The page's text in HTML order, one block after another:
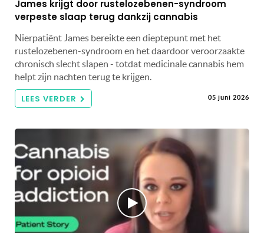
James krijgt door rustelozebenen-syndroom
verpeste slaap terug dankzij cannabis
Nierpatiënt James bereikte een dieptepunt met het
rustelozebenen-syndroom en het daardoor veroorzaakte
chronisch slecht slapen - totdat medicinale cannabis hem
helpt zijn nachten terug te krijgen.
LEES VERDER 05 juni 2026